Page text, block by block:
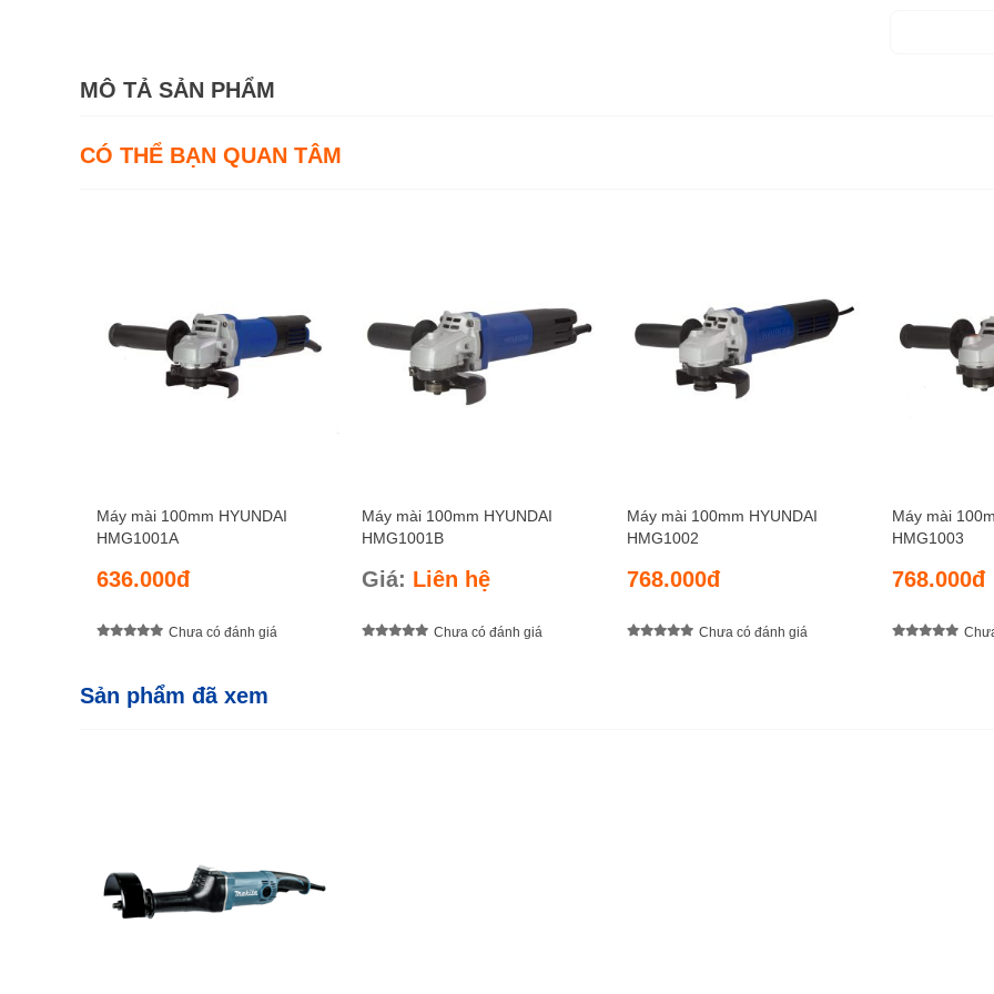
MÔ TẢ SẢN PHẨM
CÓ THỂ BẠN QUAN TÂM
Máy mài 100mm HYUNDAI
HMG1001A
636.000đ
Chưa có đánh giá
Máy mài 100mm HYUNDAI
HMG1001B
Giá: Liên hệ
Chưa có đánh giá
Máy mài 100mm HYUNDAI
HMG1002
768.000đ
Chưa có đánh giá
Máy mài
HMG1003
768.000đ
Sản phẩm đã xem